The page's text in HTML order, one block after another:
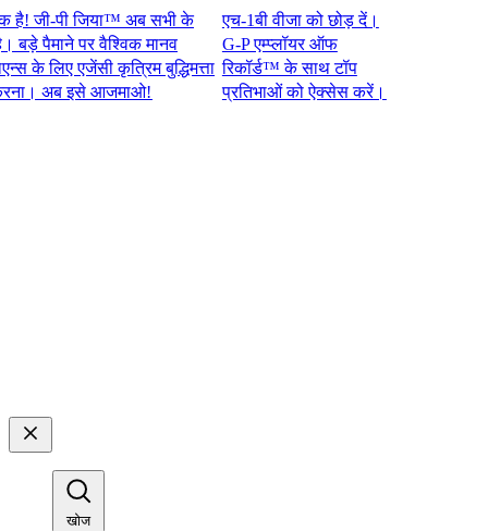
पी जिया™ अब सभी के
पर वैश्विक मानव
एजेंसी कृत्रिम बुद्धिमत्ता
अब इसे आजमाओ!​​
एच-1बी वीजा को छोड़ दें।
G-P एम्प्लॉयर ऑफ
रिकॉर्ड™ के साथ टॉप
प्रतिभाओं को ऐक्सेस करें।​​
खोज​​